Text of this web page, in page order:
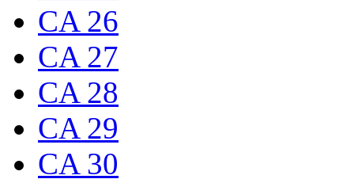
CA 26
CA 27
CA 28
CA 29
CA 30